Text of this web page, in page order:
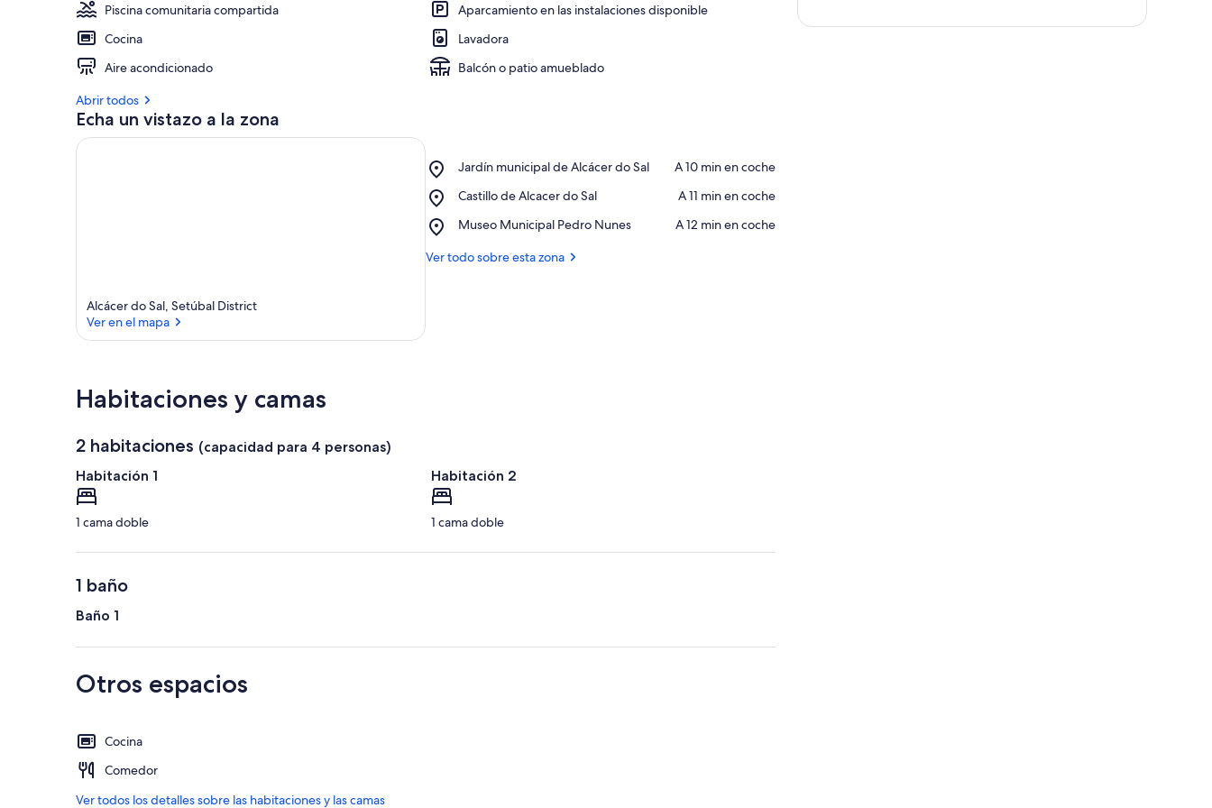
Piscina comunitaria compartida
Aparcamiento en las instalaciones disponible
Cocina
Lavadora
Aire acondicionado
Balcón o patio amueblado
Abrir todos
Echa un vistazo a la zona
Alcácer do Sal, Setúbal District
Ver en el mapa
Jardín municipal de Alcácer do Sal
Place,
municipal
Alcácer
Sal
‪A 10 min en coche‬
Castillo de Alcacer do Sal
Place,
de
do
‪A 11 min en coche‬
Museo Municipal Pedro Nunes
Place,
Municipal
‪A 12 min en coche‬
Ver todo sobre esta zona
Habitaciones y camas
2 habitaciones (capacidad para 4 personas)
Habitación 1
1 cama doble
Habitación 2
1 cama doble
1 baño
Baño 1
Otros espacios
Cocina
Comedor
Ver todos los detalles sobre las habitaciones y las camas